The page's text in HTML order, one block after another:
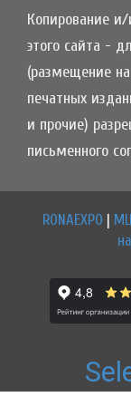
Копирование
этого сайта -
(размещение
печатных
и прочие)
письменного
RONAEXPO